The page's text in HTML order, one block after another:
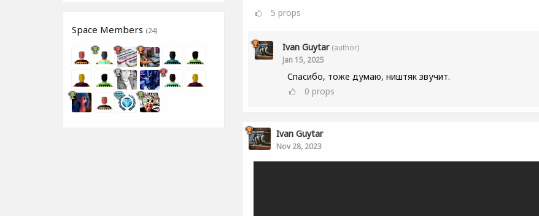
Space Members (24)
5 props
Ivan Guytar (author)
Jan 15, 2025
Спасибо, тоже думаю, ништяк звучит.
0 props
Ivan Guytar
Nov 28, 2023